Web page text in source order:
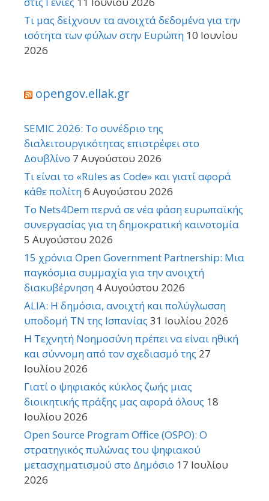
Τι μας δείχνουν τα ανοιχτά δεδομένα για την
ισότητα των φύλων στην Ευρώπη 10 Ιουνίου
2026
opengov.ellak.gr
SEMIC 2026: Το συνέδριο της
διαλειτουργικότητας επιστρέφει στο
Δουβλίνο 7 Αυγούστου 2026
Τι είναι το «Rules as Code» και γιατί αφορά
κάθε πολίτη6 Αυγούστου 2026
Το Nets4Dem περνά σε νέα φάση ευρωπαϊκής
συνεργασίας για τη δημοκρατική καινοτομία
5 Αυγούστου 2026
15 χρόνια Open Government Partnership: Μια
παγκόσμια συμμαχία για την ανοιχτή
διακυβέρνηση 4 Αυγούστου 2026
ALIA: Η δημόσια, ανοιχτή και πολύγλωσση
υποδομή ΤΝ της Ισπανίας 31 Ιουλίου 2026
Η Τεχνητή Νοημοσύνη πρέπει να είναι ηθική
και σύννομη από τον σχεδιασμό της 27
Ιουλίου 2026
Γιατί ο ψηφιακός κύκλος ζωής μιας
διοικητικής πράξης μας αφορά όλους 18
Ιουλίου 2026
Open Source Program Office (OSPO): Ο
στρατηγικός πυλώνας του ψηφιακού
μετασχηματισμού στο Δημόσιο 17 Ιουλίου
2026